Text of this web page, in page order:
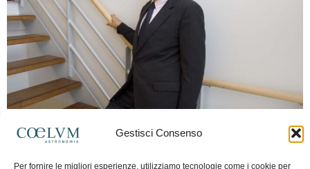
Gestisci Consenso
Per fornire le migliori esperienze, utilizziamo tecnologie come i cookie per
Frida Paolella - 16 Giugno 2026 0
spaziale europea e della missione Planck. Il dialogo ripercorre i principali